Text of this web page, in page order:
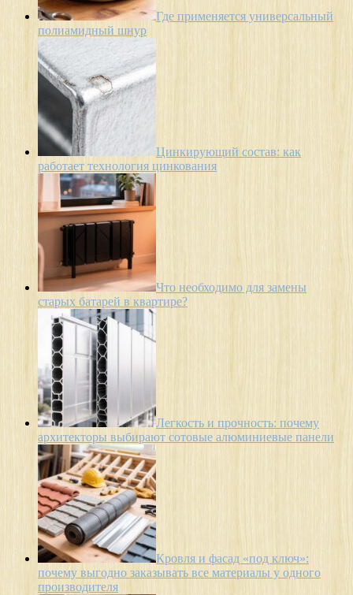
Где применяется универсальный
полиамидный шнур
Цинкирующий состав: как
работает технология цинкования
Что необходимо для замены
старых батарей в квартире?
Легкость и прочность: почему
архитекторы выбирают сотовые алюминиевые панели
Кровля и фасад «под ключ»:
почему выгодно заказывать все материалы у одного
производителя